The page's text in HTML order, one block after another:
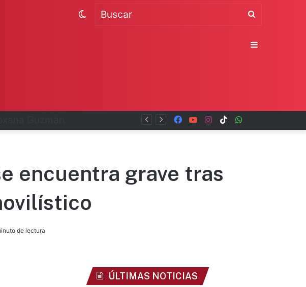
TikTok
Instagram
YouTube
Facebook
Switch
encuentra grave tras
de lectura
ÚLTIMAS NOTICIAS